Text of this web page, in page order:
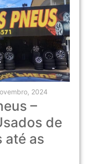
2024
–
de
até as